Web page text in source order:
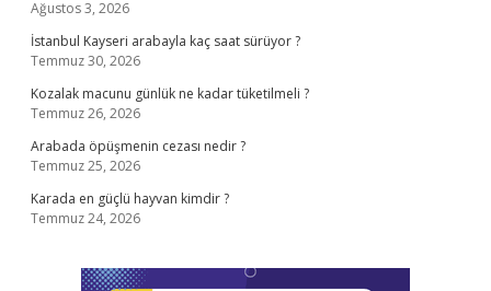
Ağustos 3, 2026
İstanbul Kayseri arabayla kaç saat sürüyor ?
Temmuz 30, 2026
Kozalak macunu günlük ne kadar tüketilmeli ?
Temmuz 26, 2026
Arabada öpüşmenin cezası nedir ?
Temmuz 25, 2026
Karada en güçlü hayvan kimdir ?
Temmuz 24, 2026